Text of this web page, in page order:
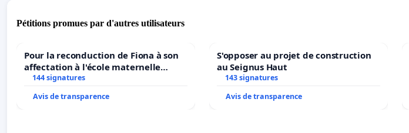
Pétitions promues par d'autres utilisateurs
Pour la reconduction de Fiona à son
affectation à l'école maternelle
LAMARTINE auprès de Léo N. en
2026/2027
144 signatures
Avis de transparence
S'opposer au projet de construction
au Seignus Haut
143 signatures
Avis de transparence